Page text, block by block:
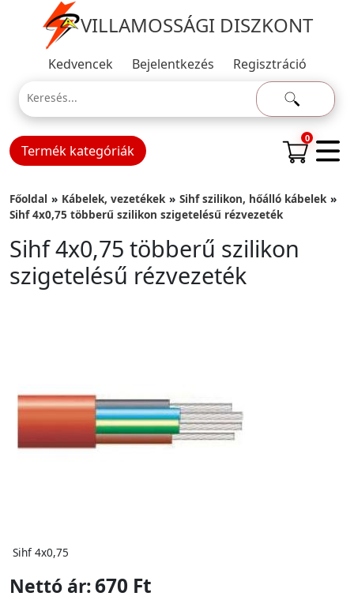
VILLAMOSSÁGI DISZKONT
Kedvencek Bejelentkezés Regisztráció
Termék kategóriák
0
Főoldal Kábelek, vezetékek
Sihf szilikon, hőálló kábelek
Sihf 4x0,75 többerű szilikon szigetelésű rézvezeték
Sihf 4x0,75 többerű szilikon
szigetelésű rézvezeték
Sihf 4x0,75
Nettó ár:670 Ft